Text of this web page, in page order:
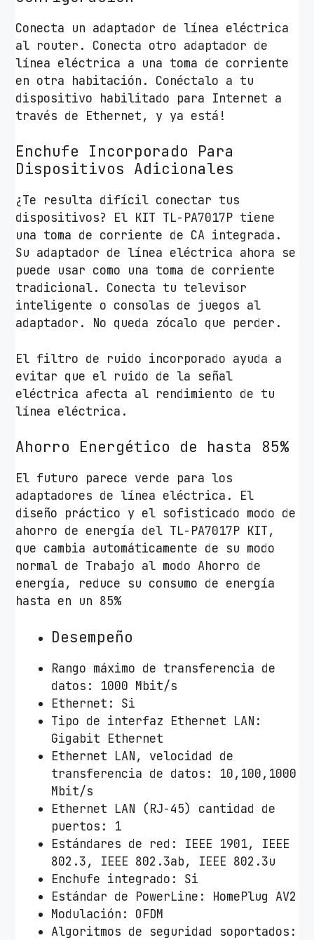
Conecta un adaptador de línea eléctrica
al router. Conecta otro adaptador de
línea eléctrica a una toma de corriente
en otra habitación. Conéctalo a tu
dispositivo habilitado para Internet a
través de Ethernet, y ya está!
Enchufe Incorporado Para
Dispositivos Adicionales
¿Te resulta difícil conectar tus
dispositivos? El KIT TL-PA7017P tiene
una toma de corriente de CA integrada.
Su adaptador de línea eléctrica ahora se
puede usar como una toma de corriente
tradicional. Conecta tu televisor
inteligente o consolas de juegos al
adaptador. No queda zócalo que perder.
El filtro de ruido incorporado ayuda a
evitar que el ruido de la señal
eléctrica afecta al rendimiento de tu
línea eléctrica.
Ahorro Energético de hasta 85%
El futuro parece verde para los
adaptadores de línea eléctrica. El
diseño práctico y el sofisticado modo de
ahorro de energía del TL-PA7017P KIT,
que cambia automáticamente de su modo
normal de Trabajo al modo Ahorro de
energía, reduce su consumo de energía
hasta en un 85%
Desempeño
Rango máximo de transferencia de
datos: 1000 Mbit/s
Ethernet: Si
Tipo de interfaz Ethernet LAN:
Gigabit Ethernet
Ethernet LAN, velocidad de
transferencia de datos: 10,100,1000
Mbit/s
Ethernet LAN (RJ-45) cantidad de
puertos: 1
Estándares de red: IEEE 1901, IEEE
802.3, IEEE 802.3ab, IEEE 802.3u
Enchufe integrado: Si
Estándar de PowerLine: HomePlug AV2
Modulación: OFDM
Algoritmos de seguridad soportados: